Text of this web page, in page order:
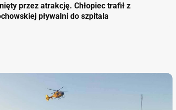
przez atrakcję. Chłopiec trafił z
pływalni do szpitala